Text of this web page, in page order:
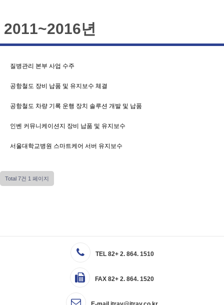
2011~2016년
질병관리 본부 사업 수주
공항철도 장비 납품 및 유지보수 체결
공항철도 차량 기록 운행 장치 솔루션 개발 및 납품
인벤 커뮤니케이션지 장비 납품 및 유지보수
서울대학교병원 스마트케어 서버 유지보수
Total 7건 1 페이지
TEL 82+ 2. 864. 1510
FAX 82+ 2. 864. 1520